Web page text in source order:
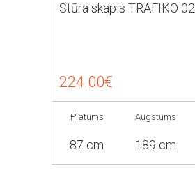
Stūra skapis TRAFIKO 02
224.00€
Platums
87 cm
Augstums
189 cm